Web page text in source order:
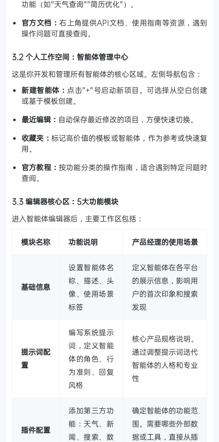
功能（如"天气查询""简历优化"）。
官方文档：右上角提供API文档、使用指南等资源，遇到
操作问题可直接查阅。
3.2 个人工作空间：智能体管理中心
这是你开发和管理所有智能体的核心区域。左侧导航包含：
新建智能体： 点击"+"号启动新项目。可选择从空白创建
或基于模板创建。
最近编辑： 自动保存最近修改的项目，方便快速切换。
收藏夹： 标记高价值的模板或智能体，作为参考或快速复
用。
官方教程：按功能分类的操作指南，适合遇到特定问题时
查阅。
3.3 编辑器核心区：5大功能模块
进入智能体编辑器后，主要工作区包括：
模块名称 功能说明 产品经理的使用场景
基础信息
设置智能体名
称、描述、头
像、使用场景
标签
定义智能体在各平台
的展示信息，影响用
户的首次印象和搜索
发现
提示词配
置
编写系统提示
词，定义智能
体的角色、行
为准则、回复
风格
核心产品规格说明。
通过调整提示词迭代
智能体的人格和专业
性
插件配置
添加第三方功
能：天气、新
闻、搜索、数
确定智能体的功能范
围。需要哪些外部数
据或工具，直接从插